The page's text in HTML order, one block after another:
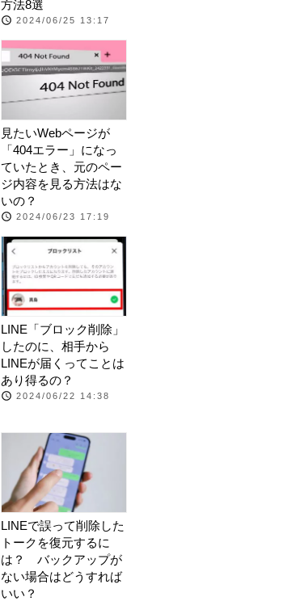
方法8選
2024/06/25 13:17
見たいWebページが
「404エラー」になっ
ていたとき、元のペー
ジ内容を見る方法はな
いの？
2024/06/23 17:19
LINE「ブロック削除」
したのに、相手から
LINEが届くってことは
あり得るの？
2024/06/22 14:38
LINEで誤って削除した
トークを復元するに
は？ バックアップが
ない場合はどうすれば
いい？